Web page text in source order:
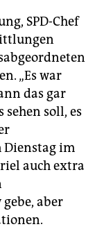
SPD-Chef
„Es war
das gar
soll, es
Dienstag im
auch extra
aber